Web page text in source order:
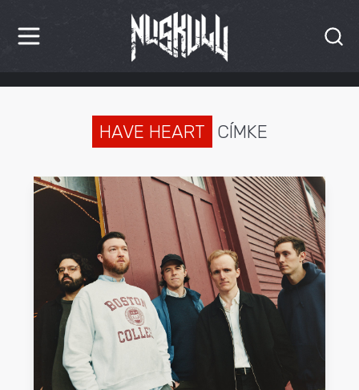
HÍREK
INTERJÚK
MÁSVILÁG
BLOG
HAVE HEART CÍMKE